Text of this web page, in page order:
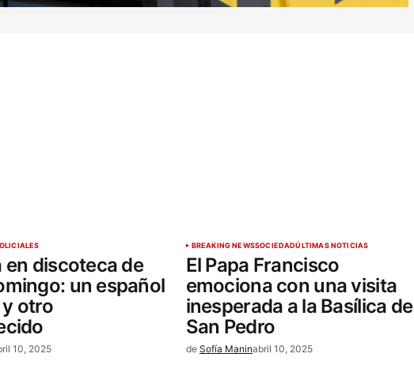
en discoteca de
un español
otro
10, 2025
BREAKING NEWSSOCIEDADÚLTIMAS NOTICIAS
El Papa Francisco
emociona con una visita
inesperada a la Basílica de
San Pedro
de Sofía Maninabril 10, 2025